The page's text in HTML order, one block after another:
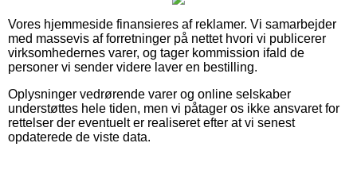
Vores hjemmeside finansieres af reklamer. Vi samarbejder
med massevis af forretninger på nettet hvori vi publicerer
virksomhedernes varer, og tager kommission ifald de
personer vi sender videre laver en bestilling.
Oplysninger vedrørende varer og online selskaber
understøttes hele tiden, men vi påtager os ikke ansvaret for
rettelser der eventuelt er realiseret efter at vi senest
opdaterede de viste data.